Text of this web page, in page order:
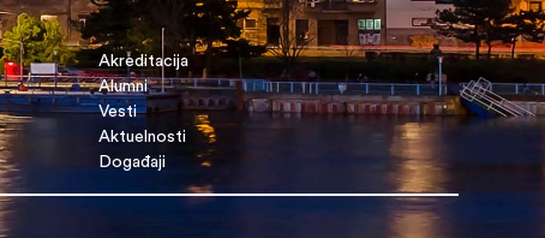
Akreditacija
Alumni
Vesti
Aktuelnosti
Događaji